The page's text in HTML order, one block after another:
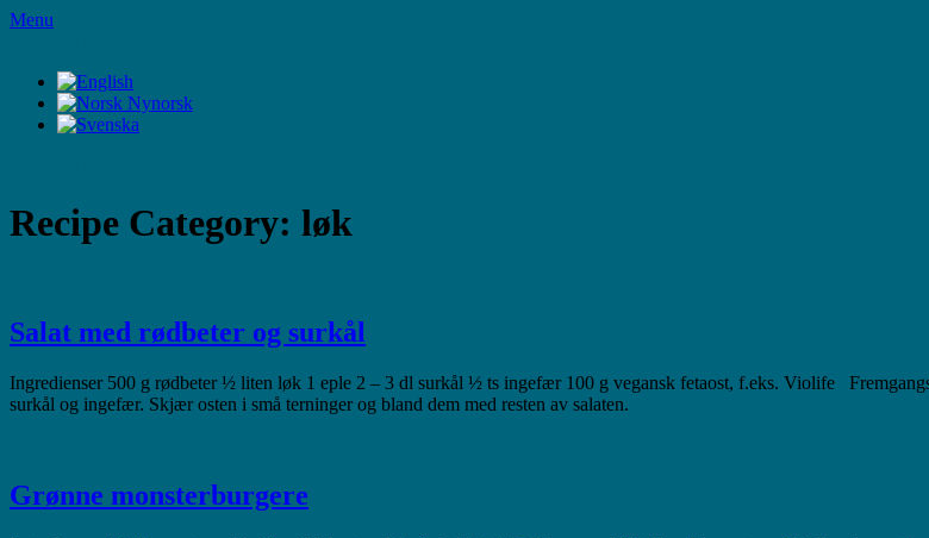
Skip
Menu
Recipe Category: løk
Salat med rødbeter og surkål
Ingredienser 500 g rødbeter ½ liten løk 1 eple 2 – 3 dl surkål ½ ts ingefær 100 g vegansk fetaost, f.eks. Violife
surkål og ingefær. Skjær osten i små terninger og bland dem med resten av salaten.
Grønne monsterburgere